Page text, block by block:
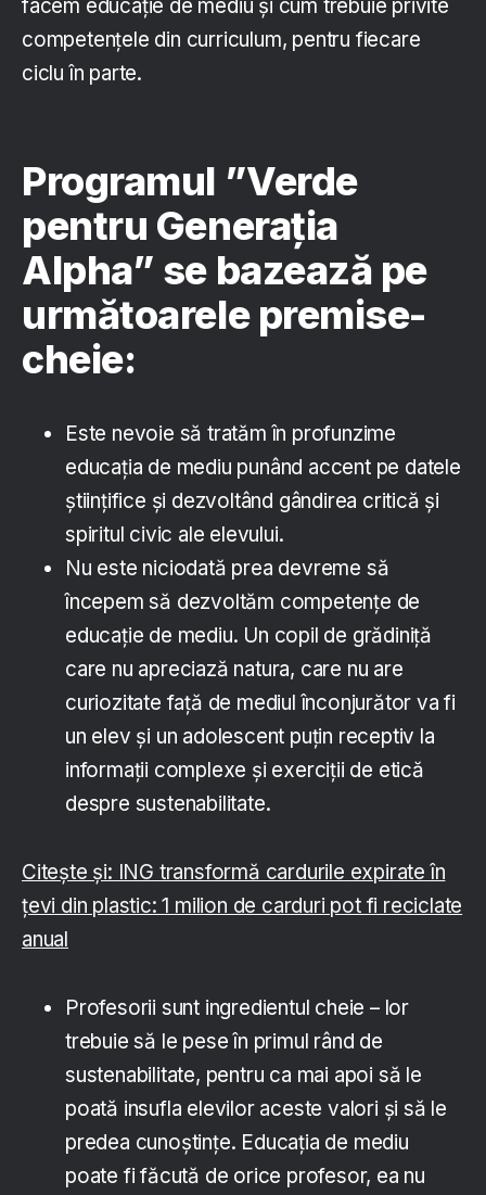
facem educație de mediu și cum trebuie privite
competențele din curriculum, pentru fiecare
ciclu în parte.
Programul ”Verde
pentru Generația
Alpha” se bazează pe
următoarele premise-
cheie:
Este nevoie să tratăm în profunzime
educația de mediu punând accent pe datele
științifice și dezvoltând gândirea critică și
spiritul civic ale elevului.
Nu este niciodată prea devreme să
începem să dezvoltăm competențe de
educație de mediu. Un copil de grădiniță
care nu apreciază natura, care nu are
curiozitate față de mediul înconjurător va fi
un elev și un adolescent puțin receptiv la
informații complexe și exerciții de etică
despre sustenabilitate.
Citește și: ING transformă cardurile expirate în
țevi din plastic: 1 milion de carduri pot fi reciclate
anual
Profesorii sunt ingredientul cheie – lor
trebuie să le pese în primul rând de
sustenabilitate, pentru ca mai apoi să le
poată insufla elevilor aceste valori și să le
predea cunoștințe. Educația de mediu
poate fi făcută de orice profesor, ea nu